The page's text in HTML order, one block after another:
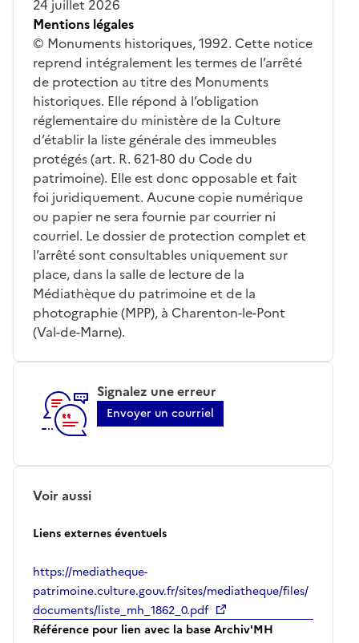
24 juillet 2026
Mentions légales
© Monuments historiques, 1992. Cette notice
reprend intégralement les termes de l’arrêté
de protection au titre des Monuments
historiques. Elle répond à l’obligation
réglementaire du ministère de la Culture
d’établir la liste générale des immeubles
protégés (art. R. 621-80 du Code du
patrimoine). Elle est donc opposable et fait
foi juridiquement. Aucune copie numérique
ou papier ne sera fournie par courrier ni
courriel. Le dossier de protection complet et
l’arrêté sont consultables uniquement sur
place, dans la salle de lecture de la
Médiathèque du patrimoine et de la
photographie (MPP), à Charenton-le-Pont
(Val-de-Marne).
Signalez une erreur
Envoyer un courriel
Voir aussi
Liens externes éventuels
https://mediatheque-
patrimoine.culture.gouv.fr/sites/mediatheque/files/
documents/liste_mh_1862_0.pdf
Référence pour lien avec la base Archiv'MH